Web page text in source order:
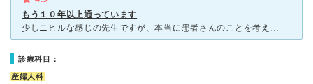
もう１０年以上通っています
少しニヒルな感じの先生ですが、本当に患者さんのことを考えた対応をしてくださり、看護師さんもとても人当りが良いです。 20歳のころからずっとお世話になり、子宮頚ガンの一歩手前の円錐型手術も して
診療科目：
産婦人科